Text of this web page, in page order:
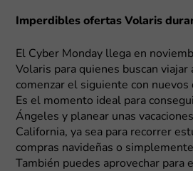
Imperdibles ofertas Volaris
El Cyber Monday llega en
Volaris para quienes buscan viajar
comenzar el siguiente con
Es el momento ideal para
Ángeles y planear unas
California, ya sea para recorrer
compras navideñas o
También puedes aprovechar para